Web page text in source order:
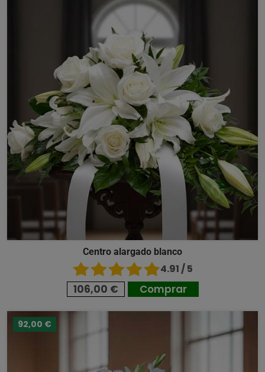
Centro alargado blanco
4.91 / 5
106,00 € Comprar
92,00 €